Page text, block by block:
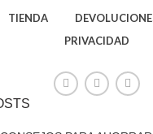
TIENDA
PRIVACIDAD